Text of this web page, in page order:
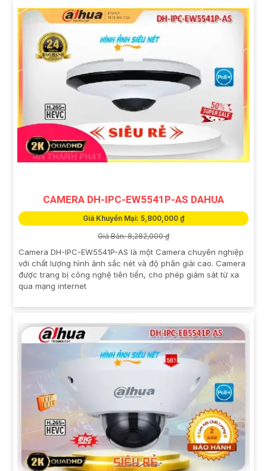
CAMERA DH-IPC-EW5541P-AS DAHUA
Giá Khuyến Mại: 5,800,000 ₫
Giá Bán: 8,282,000 ₫
Camera DH-IPC-EW5541P-AS là một Camera chuyên nghiệp
với chất lượng hình ảnh sắc nét và độ phân giải cao. Camera
được trang bị công nghệ tiên tiến, cho phép giám sát từ xa
qua mạng internet